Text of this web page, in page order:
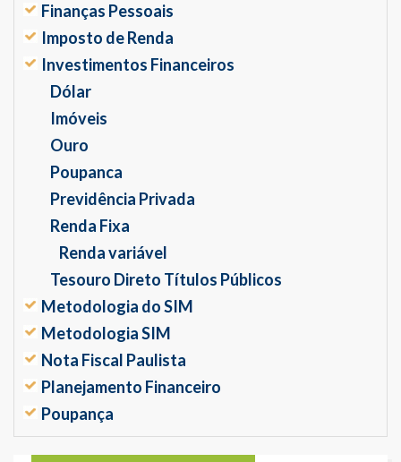
Finanças Pessoais
Imposto de Renda
Investimentos Financeiros
Dólar
Imóveis
Ouro
Poupanca
Previdência Privada
Renda Fixa
Renda variável
Tesouro Direto Títulos Públicos
Metodologia do SIM
Metodologia SIM
Nota Fiscal Paulista
Planejamento Financeiro
Poupança